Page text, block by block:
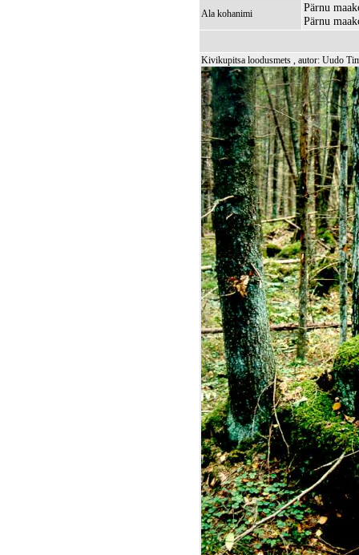
Ala kohanimi
Pärnu
Pärnu
Kivikupitsa loodusmets , autor: Uudo